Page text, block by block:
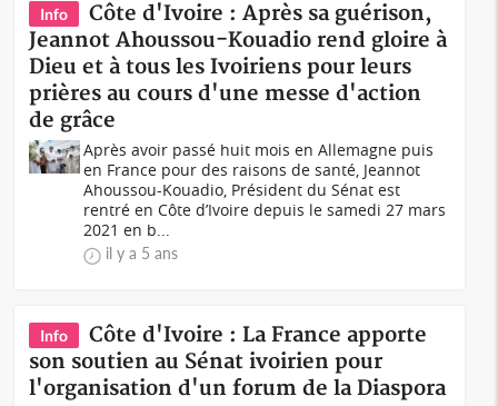
Info
Côte d'Ivoire : Après sa guérison,
Jeannot Ahoussou-Kouadio rend gloire à
Dieu et à tous les Ivoiriens pour leurs
prières au cours d'une messe d'action
de grâce
Après avoir passé huit mois en Allemagne puis
en France pour des raisons de santé, Jeannot
Ahoussou-Kouadio, Président du Sénat est
rentré en Côte d’Ivoire depuis le samedi 27 mars
2021 en b...
il y a 5 ans
Info
Côte d'Ivoire : La France apporte
son soutien au Sénat ivoirien pour
l'organisation d'un forum de la Diaspora